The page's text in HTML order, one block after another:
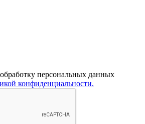
персональных данных
конфиденциальности.